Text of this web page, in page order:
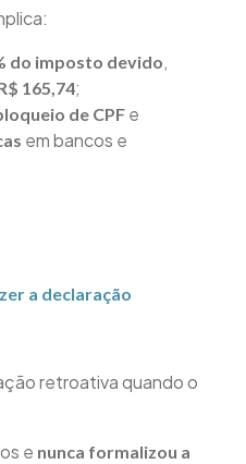
do imposto devido,
165,74;
de CPF e
em bancos e
a declaração
retroativa quando o
e nunca formalizou a